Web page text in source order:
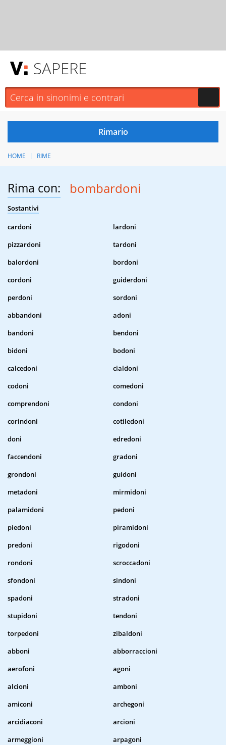
SAPERE
HOME RIME
Rima con: bombardoni
Sostantivi
cardoni
lardoni
pizzardoni
tardoni
balordoni
bordoni
cordoni
guiderdoni
perdoni
sordoni
abbandoni
adoni
bandoni
bendoni
bidoni
bodoni
calcedoni
cialdoni
codoni
comedoni
comprendoni
condoni
corindoni
cotiledoni
doni
edredoni
faccendoni
gradoni
grondoni
guidoni
metadoni
mirmidoni
palamidoni
pedoni
piedoni
piramidoni
predoni
rigodoni
rondoni
scroccadoni
sfondoni
sindoni
spadoni
stradoni
stupidoni
tendoni
torpedoni
zibaldoni
abboni
abborraccioni
aerofoni
agoni
alcioni
amboni
amiconi
archegoni
arcidiaconi
arcioni
armeggioni
arpagoni